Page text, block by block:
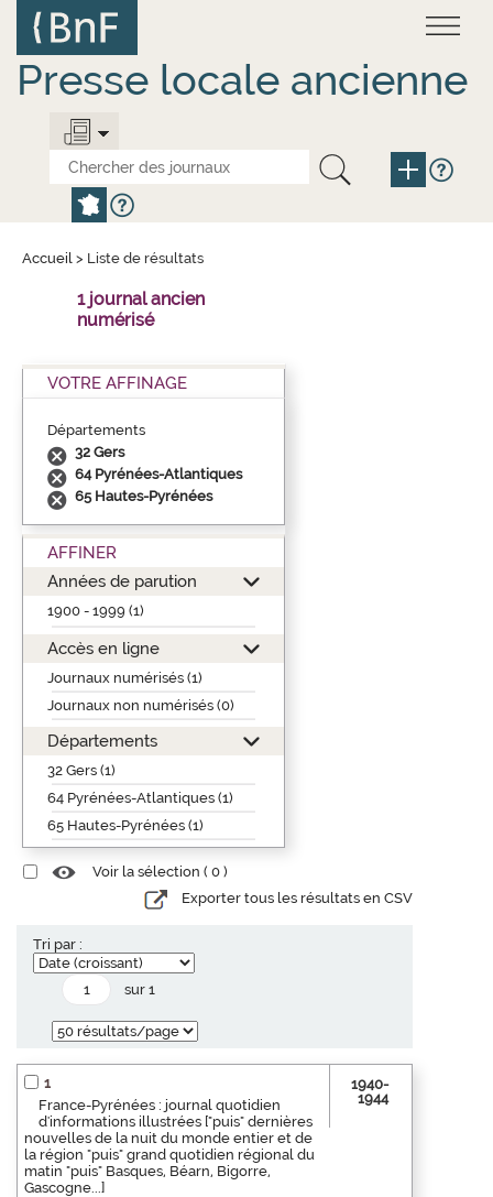
contenu
principal
Presse locale ancienne
Accueil > Liste de résultats
1 journal ancien
numérisé
VOTRE AFFINAGE
Départements
32 Gers
64 Pyrénées-Atlantiques
65 Hautes-Pyrénées
AFFINER
Années de parution
1900 - 1999 (1)
Accès en ligne
Journaux numérisés (1)
Journaux non numérisés (0)
Départements
32 Gers (1)
64 Pyrénées-Atlantiques (1)
65 Hautes-Pyrénées (1)
Voir la sélection ( 0 )
Exporter tous les résultats en CSV
Tri par :
sur 1
1
France-Pyrénées : journal quotidien
d'informations illustrées ["puis" dernières
nouvelles de la nuit du monde entier et de
la région "puis" grand quotidien régional du
matin "puis" Basques, Béarn, Bigorre,
Gascogne...]
1940-
1944
Panneau de gestion des cookies